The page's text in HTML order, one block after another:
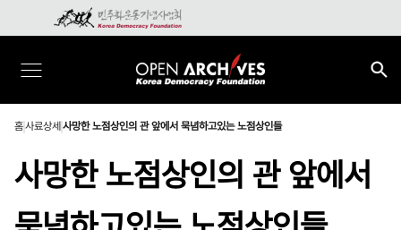
홈사료상세 사망한 노점상인의 관 앞에서 묵념하고있는 노점상인들
사망한 노점상인의 관 앞에서